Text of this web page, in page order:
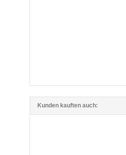
Kunden kauften auch: